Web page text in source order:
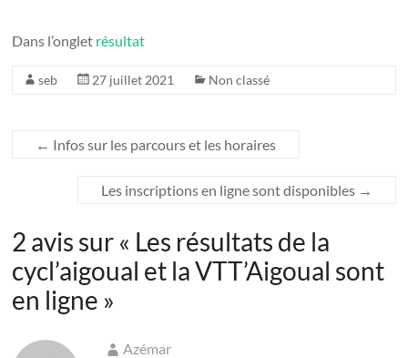
Dans l’onglet résultat
seb 27 juillet 2021 Non classé
← Infos sur les parcours et les horaires
Les inscriptions en ligne sont disponibles →
2 avis sur « Les résultats de la
cycl’aigoual et la VTT’Aigoual sont
en ligne »
Azémar